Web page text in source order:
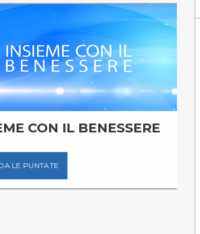
CON IL BENESSERE
LE PUNTATE